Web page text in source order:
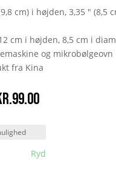
cm) i højden, 3,35 ″ (8,5
cm i højden, 8,5 cm i
og mikrobølgeovn
fra Kina
kr.129.00.
99.00Den
kr.99.00.
Ryd